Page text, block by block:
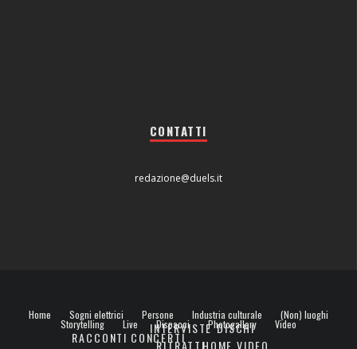
CONTATTI
redazione@duels.it
Home Sogni elettrici Persone
INTERVISTE
Industria culturale
DISCHI
(Non) luoghi
Storytelling
RACCONTI
Live
CONCERTI
Dispacci Photogallery Video